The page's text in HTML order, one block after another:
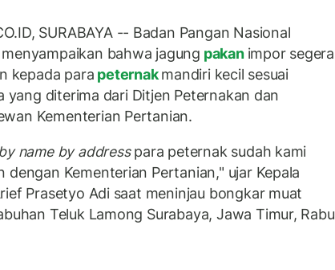
SURABAYA -- Badan Pangan Nasional
bahwa jagung pakan impor segera
kepada para peternakmandiri kecil sesuai
yang diterima dari Ditjen Peternakan dan
Kementerian Pertanian.
by name by addresspara peternak sudah kami
dengan Kementerian Pertanian," ujar Kepala
Prasetyo Adi saat meninjau bongkar muat
Teluk Lamong Surabaya, Jawa Timur, Rabu